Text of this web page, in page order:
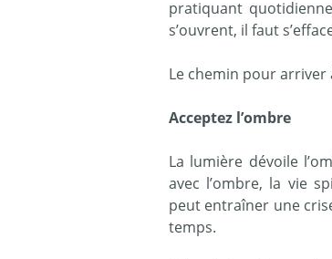
pratiquant
s’ouvrent, il faut
Le chemin pour arriver
Acceptez l’ombre
La lumière dévoile
avec l’ombre, la vie
peut entraîner une
temps.